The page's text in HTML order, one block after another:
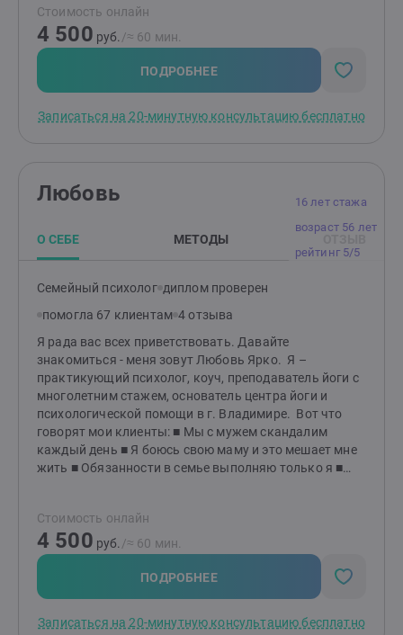
для вас выбор в сложных ситуациях. Системная
семейная терапия стала моей базой для понимания
человека. Основное образование по клинической
психологии позволяет вовремя заметить симптомы,
это помогает предотвратить развитие серьёзных
квалификации в области когнитивно-поведенческой
возможности работы с внутренними ресурсами и
среде Европы. Приглашаю в долгосрочные
терапевтические отношения, чтобы жить в доверии к
телом, прошлым и будущим, своими дарованиями.
мин. Оплата в любой валюте.
Стоимость онлайн
4 500 руб. /≈ 60 мин.
ПОДРОБНЕЕ
Записаться на 20-минутную консультацию бесплатно
16 лет стажа
возраст 56 лет
рейтинг 5/5
Любовь
О СЕБЕ МЕТОДЫ
Семейный психолог диплом проверен
помогла 67 клиентам 4 отзыва
Я рада вас всех приветствовать. Давайте
знакомиться - меня зовут Любовь Ярко. Я –
практикующий психолог, коуч, преподаватель йоги с
многолетним стажем, основатель центра йоги и
психологической помощи в г. Владимире. Вот что
говорят мои клиенты: ■ Мы с мужем скандалим
каждый день ■ Я боюсь свою маму и это мешает мне
жить ■ Обязанности в семье выполняю только я ■
благодарить ■ Мой ребенок заставляет меня злится ■
Я не хочу идти домой, потому что снова буду
виноватым ■ Мой муж тиран ■ Скандал с женой
возникает на пустом месте ■ Мои родители
несправедливы ко мне ■ Начальник срывается на
правильно, меня никогда не хвалят ■ Все люди
Стоимость онлайн
4 500 руб. /≈ 60 мин.
ПОДРОБНЕЕ
Записаться на 20-минутную консультацию бесплатно